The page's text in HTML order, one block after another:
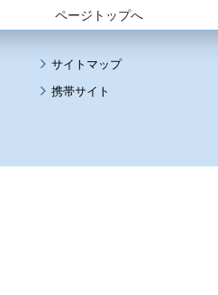
ページトップへ
サイトマップ
携帯サイト